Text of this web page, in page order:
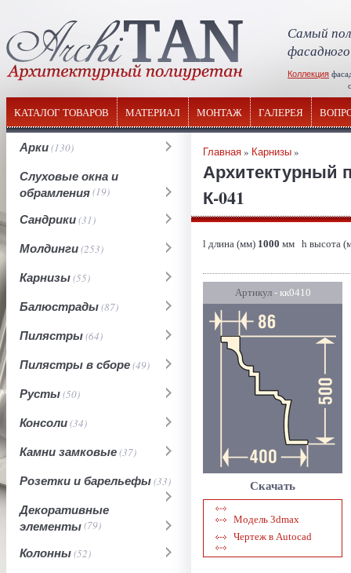
Самый
Коллекция
КАТАЛОГ ТОВАРОВ МАТЕРИАЛ МОНТАЖ ГАЛЕРЕЯ
Арки(130)
Слуховые окна и
обрамления(19)
Сандрики(31)
Молдинги(253)
Карнизы(55)
Балюстрады(87)
Пилястры(64)
Пилястры в сборе(49)
Русты(50)
Консоли(34)
Камни замковые(37)
Розетки и барельефы(33)
Декоративные
элементы(79)
Колонны(52)
Главная» Карнизы»
Архитектурный
К-041
l длина (мм) 1000 мм h высота
Артикул- кк0410
Скачать
Модель 3dmax
Чертеж в Autocad